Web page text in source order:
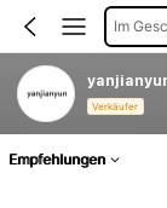
Im
Verkäufer
Empfehlungen